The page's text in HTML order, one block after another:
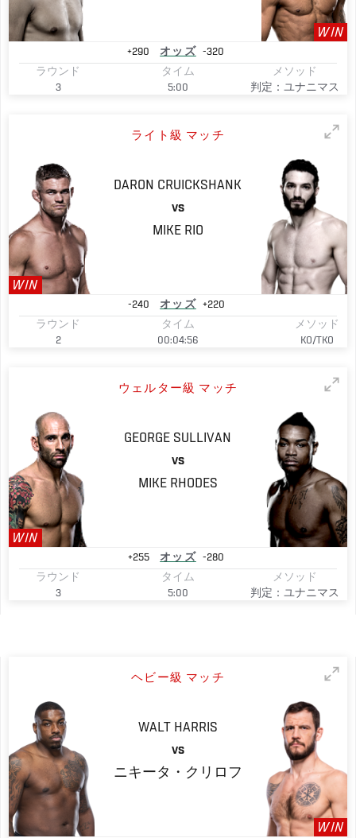
WIN
+290 オッズ
-320
ラウンド
3
タイム
5:00
メソッド
判定：ユナニマス
ライト級 マッチ
WIN
DARON CRUICKSHANK
VS
MIKE RIO
-240 オッズ
+220
ラウンド
2
タイム
00:04:56
メソッド
KO/TKO
ウェルター級 マッチ
WIN
GEORGE SULLIVAN
VS
MIKE RHODES
+255 オッズ
-280
ラウンド
3
タイム
5:00
メソッド
判定：ユナニマス
ヘビー級 マッチ
WALT HARRIS
VS
ニキータ・クリロフ
WIN